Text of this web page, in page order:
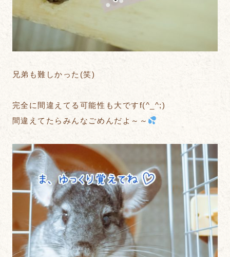
兄弟も難しかった(笑)
完全に間違えてる可能性も大ですf(^_^;)
間違えてたらみんなごめんだよ～～